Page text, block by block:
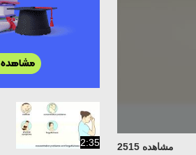
مشاهده 2515 2:35